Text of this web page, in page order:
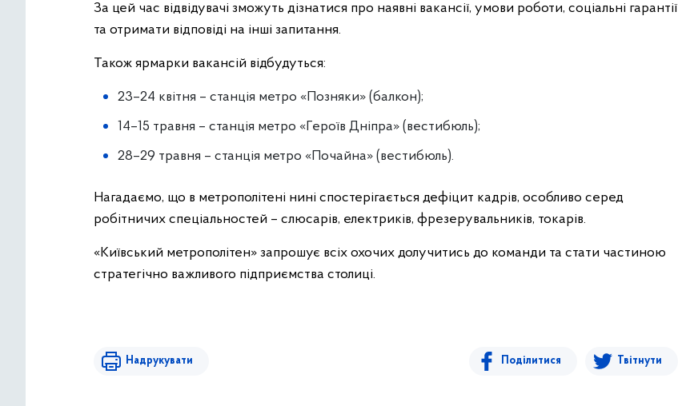
За цей час відвідувачі зможуть дізнатися про наявні вакансії, умови роботи, соціальні гарантії
та отримати відповіді на інші запитання.
Також ярмарки вакансій відбудуться:
23–24 квітня – станція метро «Позняки» (балкон);
14–15 травня – станція метро «Героїв Дніпра» (вестибюль);
28–29 травня – станція метро «Почайна» (вестибюль).
Нагадаємо, що в метрополітені нині спостерігається дефіцит кадрів, особливо серед
робітничих спеціальностей – слюсарів, електриків, фрезерувальників, токарів.
«Київський метрополітен» запрошує всіх охочих долучитись до команди та стати частиною
стратегічно важливого підприємства столиці.
Надрукувати Поділитися Твітнути